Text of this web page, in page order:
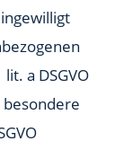
a DSGVO
besondere